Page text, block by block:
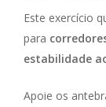
Este exercício
para
estabilidade
Apoie os